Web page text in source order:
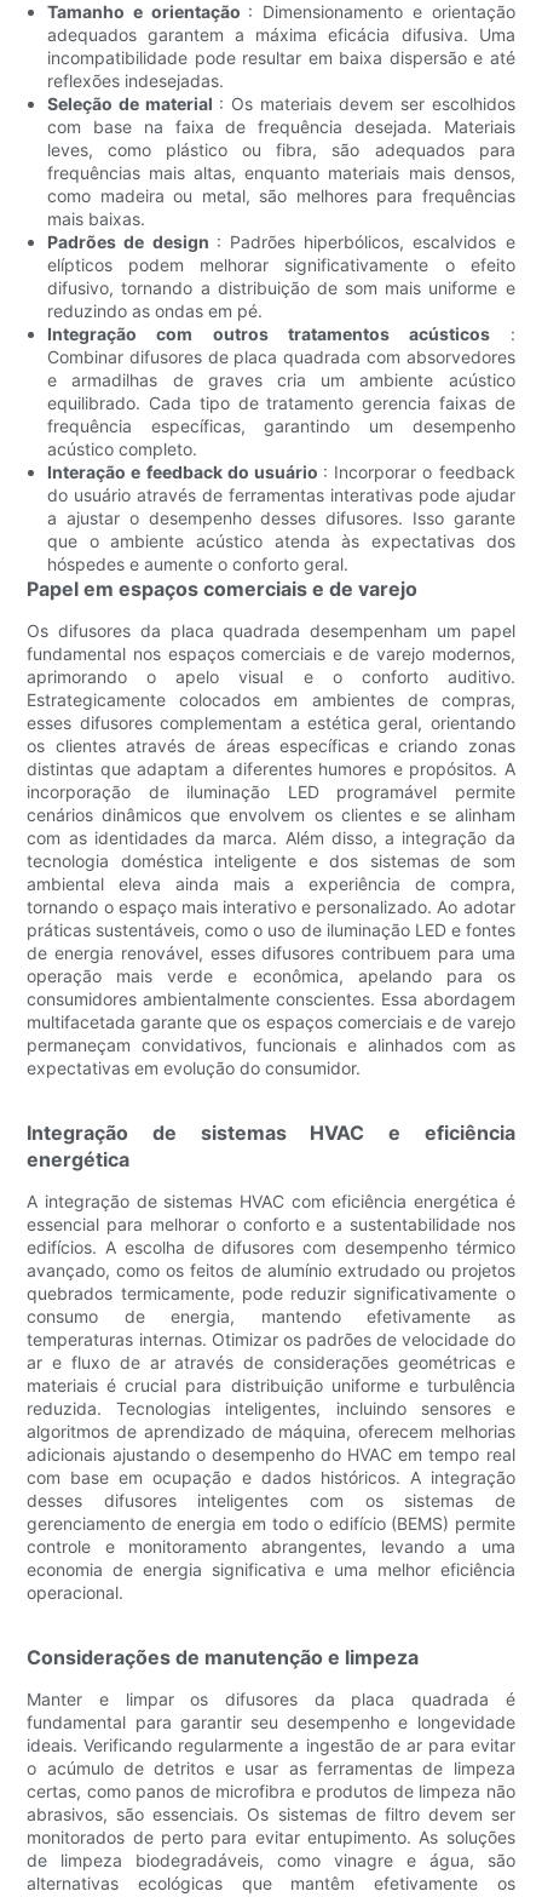
Tamanho e orientação : Dimensionamento e orientação
adequados garantem a máxima eficácia difusiva. Uma
incompatibilidade pode resultar em baixa dispersão e até
reflexões indesejadas.
Seleção de material : Os materiais devem ser escolhidos
com base na faixa de frequência desejada. Materiais
leves, como plástico ou fibra, são adequados para
frequências mais altas, enquanto materiais mais densos,
como madeira ou metal, são melhores para frequências
mais baixas.
Padrões de design : Padrões hiperbólicos, escalvidos e
elípticos podem melhorar significativamente o efeito
difusivo, tornando a distribuição de som mais uniforme e
reduzindo as ondas em pé.
Integração com outros tratamentos acústicos :
Combinar difusores de placa quadrada com absorvedores
e armadilhas de graves cria um ambiente acústico
equilibrado. Cada tipo de tratamento gerencia faixas de
frequência específicas, garantindo um desempenho
acústico completo.
Interação e feedback do usuário : Incorporar o feedback
do usuário através de ferramentas interativas pode ajudar
a ajustar o desempenho desses difusores. Isso garante
que o ambiente acústico atenda às expectativas dos
hóspedes e aumente o conforto geral.
Papel em espaços comerciais e de varejo
Os difusores da placa quadrada desempenham um papel
fundamental nos espaços comerciais e de varejo modernos,
aprimorando o apelo visual e o conforto auditivo.
Estrategicamente colocados em ambientes de compras,
esses difusores complementam a estética geral, orientando
os clientes através de áreas específicas e criando zonas
distintas que adaptam a diferentes humores e propósitos. A
incorporação de iluminação LED programável permite
cenários dinâmicos que envolvem os clientes e se alinham
com as identidades da marca. Além disso, a integração da
tecnologia doméstica inteligente e dos sistemas de som
ambiental eleva ainda mais a experiência de compra,
tornando o espaço mais interativo e personalizado. Ao adotar
práticas sustentáveis, como o uso de iluminação LED e fontes
de energia renovável, esses difusores contribuem para uma
operação mais verde e econômica, apelando para os
consumidores ambientalmente conscientes. Essa abordagem
multifacetada garante que os espaços comerciais e de varejo
permaneçam convidativos, funcionais e alinhados com as
expectativas em evolução do consumidor.
Integração de sistemas HVAC e eficiência
energética
A integração de sistemas HVAC com eficiência energética é
essencial para melhorar o conforto e a sustentabilidade nos
edifícios. A escolha de difusores com desempenho térmico
avançado, como os feitos de alumínio extrudado ou projetos
quebrados termicamente, pode reduzir significativamente o
consumo de energia, mantendo efetivamente as
temperaturas internas. Otimizar os padrões de velocidade do
ar e fluxo de ar através de considerações geométricas e
materiais é crucial para distribuição uniforme e turbulência
reduzida. Tecnologias inteligentes, incluindo sensores e
algoritmos de aprendizado de máquina, oferecem melhorias
adicionais ajustando o desempenho do HVAC em tempo real
com base em ocupação e dados históricos. A integração
desses difusores inteligentes com os sistemas de
gerenciamento de energia em todo o edifício (BEMS) permite
controle e monitoramento abrangentes, levando a uma
economia de energia significativa e uma melhor eficiência
operacional.
Considerações de manutenção e limpeza
Manter e limpar os difusores da placa quadrada é
fundamental para garantir seu desempenho e longevidade
ideais. Verificando regularmente a ingestão de ar para evitar
o acúmulo de detritos e usar as ferramentas de limpeza
certas, como panos de microfibra e produtos de limpeza não
abrasivos, são essenciais. Os sistemas de filtro devem ser
monitorados de perto para evitar entupimento. As soluções
de limpeza biodegradáveis, como vinagre e água, são
alternativas ecológicas que mantêm efetivamente os